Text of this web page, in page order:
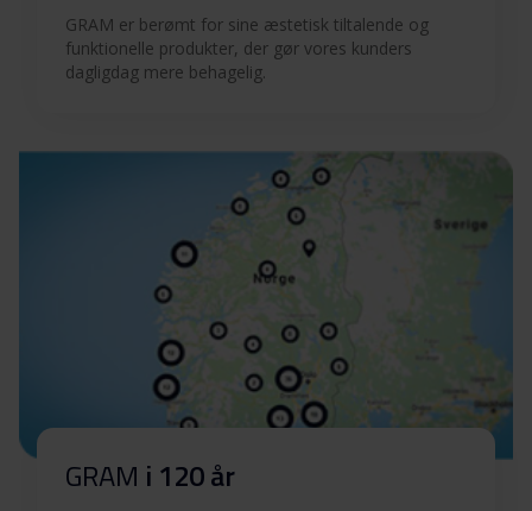
Hent alt (14) Hent udvalgt
GRAM er berømt for sine æstetisk tiltalende og
funktionelle produkter, der gør vores kunders
dagligdag mere behagelig.
GRAM i 120 år